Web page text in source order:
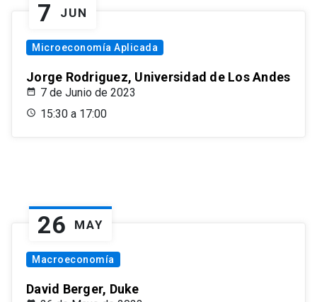
7 JUN
Microeconomía Aplicada
Jorge Rodriguez, Universidad de Los Andes
7 de Junio de 2023
15:30 a 17:00
26 MAY
Macroeconomía
David Berger, Duke